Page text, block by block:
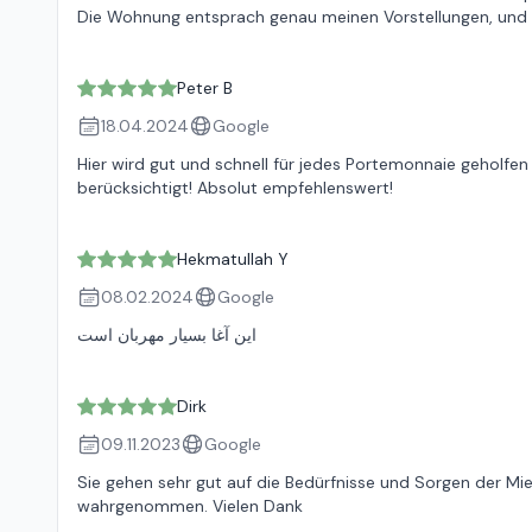
Die Wohnung entsprach genau meinen Vorstellungen,
Peter B
18.04.2024
Google
Hier wird gut und schnell für jedes Portemonnaie
berücksichtigt! Absolut empfehlenswert!
Hekmatullah Y
08.02.2024
Google
این آغا بسیار مهربان است
Dirk
09.11.2023
Google
Sie gehen sehr gut auf die Bedürfnisse und Sorgen der
wahrgenommen. Vielen Dank